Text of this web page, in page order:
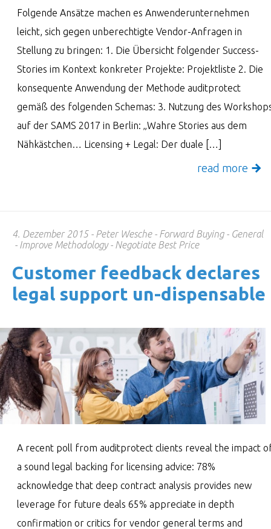
Folgende Ansätze machen es Anwenderunternehmen
leicht, sich gegen unberechtigte Vendor-Anfragen in
Stellung zu bringen: 1. Die Übersicht folgender Success-
Stories im Kontext konkreter Projekte: Projektliste 2. Die
konsequente Anwendung der Methode auditprotect
gemäß des folgenden Schemas: 3. Nutzung des
auf der SAMS 2017 in Berlin: „Wahre Stories aus dem
Nähkästchen… Licensing + Legal: Der duale […]
read more
4. Dezember 2015 Peter Wesche Forward Buying
General
Improve Methodology
Negotiate Best Price
Cust­omer feed­back declares
legal support un-dispensable
A recent poll from auditprotect clients reveal the impact
a sound legal backing for licensing advice: 78%
acknowledge that deep contract analysis provides new
leverage for future deals 65% appreciate in depth
confirmation or critics for vendor general terms and